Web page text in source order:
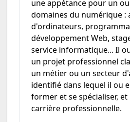
une appétance pour un
domaines du numérique :
d'ordinateurs,
développement Web,
service informatique... Il
un projet professionnel
un métier ou un secteur
identifié dans lequel il ou
former et se spécialiser,
carrière professionnelle.